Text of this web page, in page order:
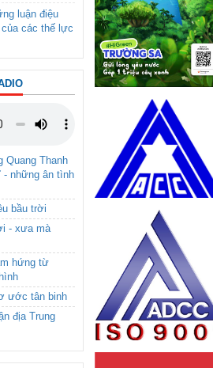
luận điệu
của các thế lực
Quang Thanh
- những ân tình
bầu trời
- xưa mà
hứng từ
ước tân binh
địa Trung